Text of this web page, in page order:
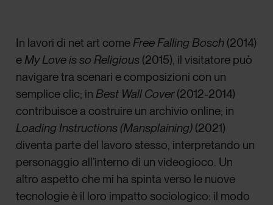
In lavori di net art comeFree Falling Bosch (2014)
eMy Love is so Religious (2015), il visitatore può
navigare tra scenari e composizioni con un
semplice clic; inBest Wall Cover(2012-2014)
contribuisce a costruire un archivio online; in
Loading Instructions (Mansplaining) (2021)
diventa parte del lavoro stesso, interpretando un
personaggio all’interno di un videogioco. Un
altro aspetto che mi ha spinta verso le nuove
tecnologie è il loro impatto sociologico: il modo